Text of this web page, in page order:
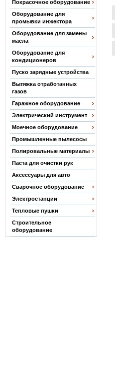
Покрасочное оборудование
Оборудование для
промывки инжектора
Оборудование для замены
масла
Оборудование для
кондиционеров
Пуско зарядные устройства
Вытяжка отработанных
газов
Гаражное оборудование
Электрический инструмент
Моечное оборудование
Промышленные пылесосы
Полировальные материалы
Паста для очистки рук
Аксессуары для авто
Сварочное оборудование
Электростанции
Тепловые пушки
Строительное
оборудование